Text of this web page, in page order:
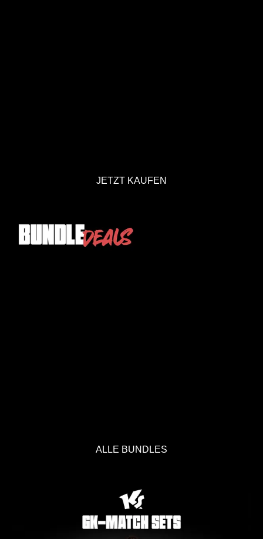
JETZT KAUFEN
ALLE BUNDLES